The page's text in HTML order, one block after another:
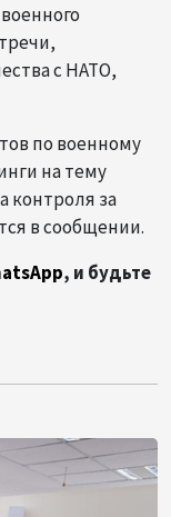
с НАТО,
по военному
на тему
контроля за
в сообщении.
, и будьте